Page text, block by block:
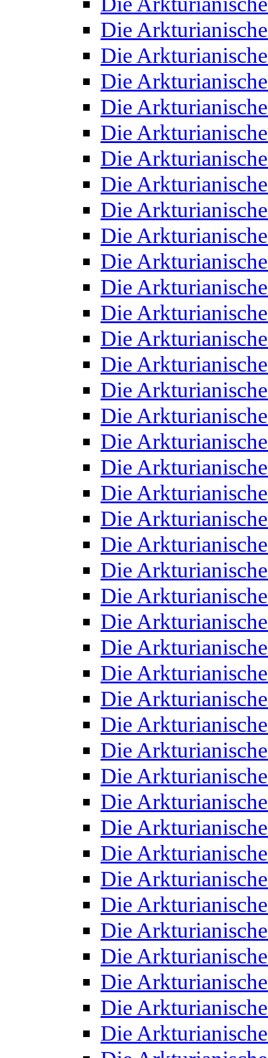
Die
Die
Die
Die
Die
Die
Die
Die
Die
Die
Die
Die
Die
Die
Die
Die
Die
Die
Die
Die
Die
Die
Die
Die
Die
Die
Die
Die
Die
Die
Die
Die
Die
Die
Die
Die
Die
Die
Die
Die